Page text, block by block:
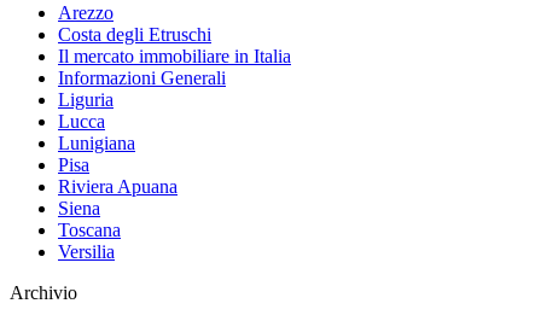
Arezzo
Costa degli Etruschi
Il mercato immobiliare in Italia
Informazioni Generali
Liguria
Lucca
Lunigiana
Pisa
Riviera Apuana
Siena
Toscana
Versilia
Archivio